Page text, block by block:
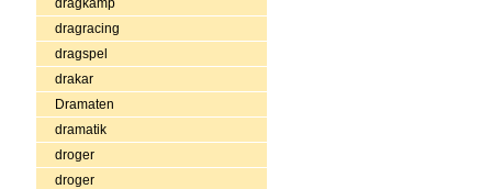
dragkamp
dragracing
dragspel
drakar
Dramaten
dramatik
droger
droger